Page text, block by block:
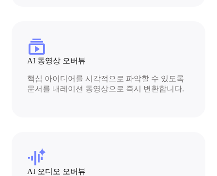
subscriptions
AI 동영상 오버뷰
핵심 아이디어를 시각적으로 파악할 수 있도록
문서를 내레이션 동영상으로 즉시 변환합니다.
audio_magic_eraser
AI 오디오 오버뷰